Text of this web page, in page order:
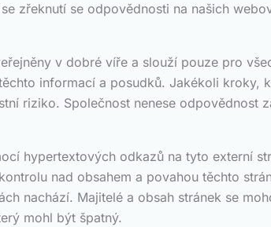
zřeknutí se odpovědnosti na našich
v dobré víře a slouží pouze pro
informací a posudků. Jakékoli kroky,
riziko. Společnost nenese odpovědnost
hypertextových odkazů na tyto externí
nad obsahem a povahou těchto
nachází. Majitelé a obsah stránek se
mohl být špatný.